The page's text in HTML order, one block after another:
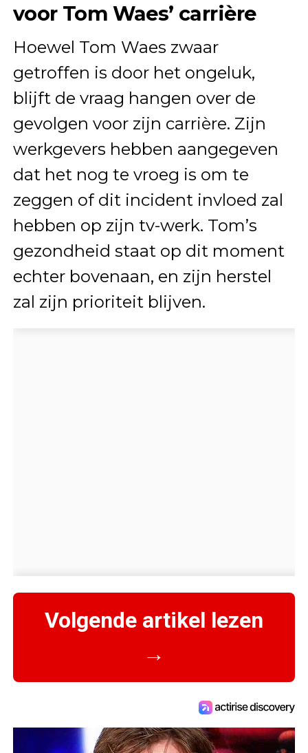
voor Tom Waes’ carrière
Hoewel Tom Waes zwaar
getroffen is door het ongeluk,
blijft de vraag hangen over de
gevolgen voor zijn carrière. Zijn
werkgevers hebben aangegeven
dat het nog te vroeg is om te
zeggen of dit incident invloed zal
hebben op zijn tv-werk. Tom’s
gezondheid staat op dit moment
echter bovenaan, en zijn herstel
zal zijn prioriteit blijven.
Volgende artikel lezen
→